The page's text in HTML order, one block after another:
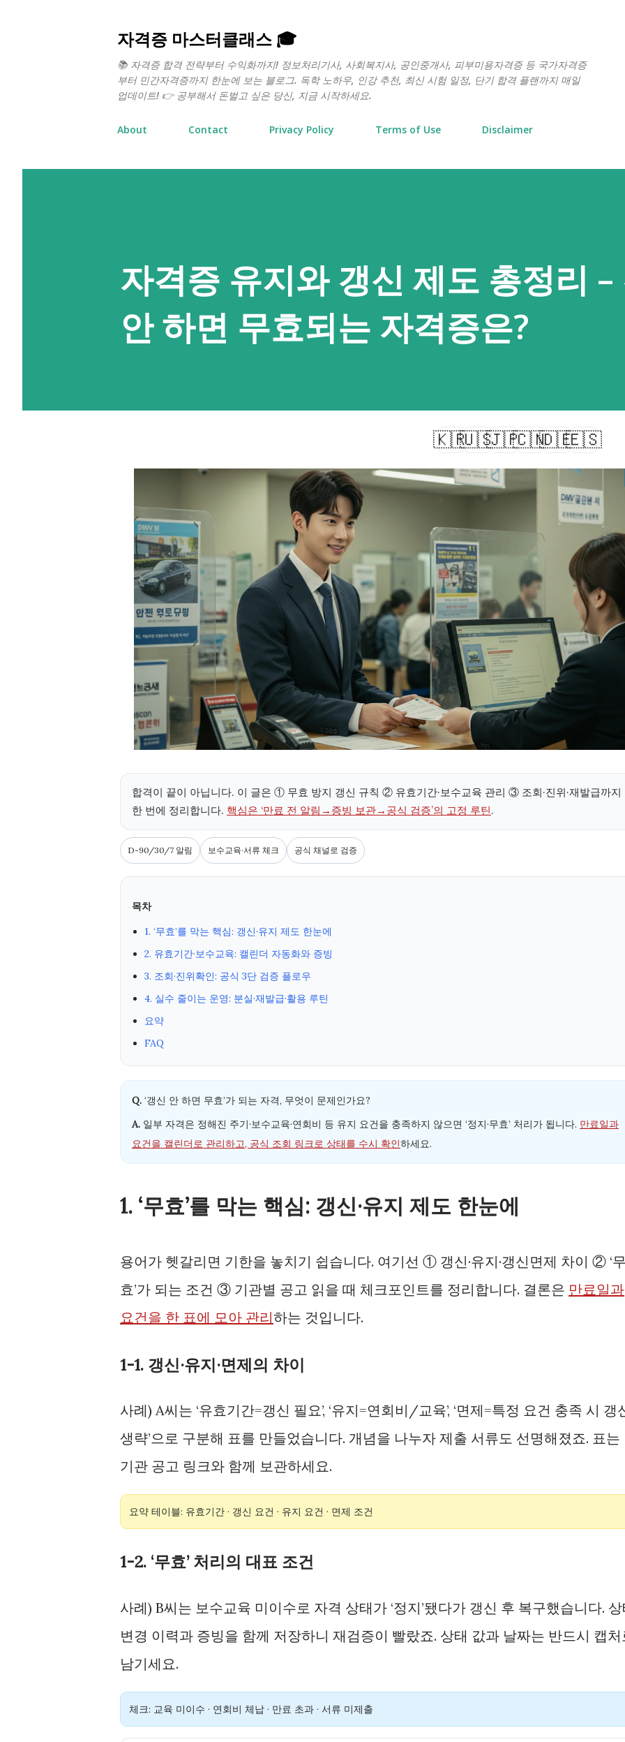
자격증 마스터클래스 🎓
📚 자격증 합격 전략부터 수익화까지! 정보처리기사, 사회복지사, 공인중개사, 피부미용자격증 등 국가자격증
부터 민간자격증까지 한눈에 보는 블로그. 독학 노하우, 인강 추천, 최신 시험 일정, 단기 합격 플랜까지 매일
업데이트! 👉 공부해서 돈벌고 싶은 당신, 지금 시작하세요.
About Contact Privacy Policy Terms of Use Disclaimer
자격증 유지와 갱신 제도 총정리 –
안 하면 무효되는 자격증은?
🇰🇷🇺🇸🇯🇵🇨🇳🇩🇪🇪🇸
합격이 끝이 아닙니다. 이 글은 ① 무효 방지 갱신 규칙 ② 유효기간·보수교육 관리 ③ 조회·진위·재발급까지
한 번에 정리합니다. 핵심은 ‘만료 전 알림→증빙 보관→공식 검증’의 고정 루틴.
D-90/30/7 알림 보수교육·서류 체크 공식 채널로 검증
목차
1. ‘무효’를 막는 핵심: 갱신·유지 제도 한눈에
2. 유효기간·보수교육: 캘린더 자동화와 증빙
3. 조회·진위확인: 공식 3단 검증 플로우
4. 실수 줄이는 운영: 분실·재발급·활용 루틴
요약
FAQ
Q. ‘갱신 안 하면 무효’가 되는 자격, 무엇이 문제인가요?
A. 일부 자격은 정해진 주기·보수교육·연회비 등 유지 요건을 충족하지 않으면 ‘정지·무효’ 처리가 됩니다. 만료일과
요건을 캘린더로 관리하고, 공식 조회 링크로 상태를 수시 확인하세요.
1. ‘무효’를 막는 핵심: 갱신·유지 제도 한눈에
용어가 헷갈리면 기한을 놓치기 쉽습니다. 여기선 ① 갱신·유지·갱신면제 차이 ② ‘
효’가 되는 조건 ③ 기관별 공고 읽을 때 체크포인트를 정리합니다. 결론은 만료일과
요건을 한 표에 모아 관리하는 것입니다.
1-1. 갱신·유지·면제의 차이
사례) A씨는 ‘유효기간=갱신 필요’, ‘유지=연회비/교육’, ‘면제=특정 요건 충족 시 갱
생략’으로 구분해 표를 만들었습니다. 개념을 나누자 제출 서류도 선명해졌죠. 표는
기관 공고 링크와 함께 보관하세요.
요약 테이블: 유효기간 · 갱신 요건 · 유지 요건 · 면제 조건
1-2. ‘무효’ 처리의 대표 조건
사례) B씨는 보수교육 미이수로 자격 상태가 ‘정지’됐다가 갱신 후 복구했습니다.
변경 이력과 증빙을 함께 저장하니 재검증이 빨랐죠. 상태 값과 날짜는 반드시 캡처
남기세요.
체크: 교육 미이수 · 연회비 체납 · 만료 초과 · 서류 미제출